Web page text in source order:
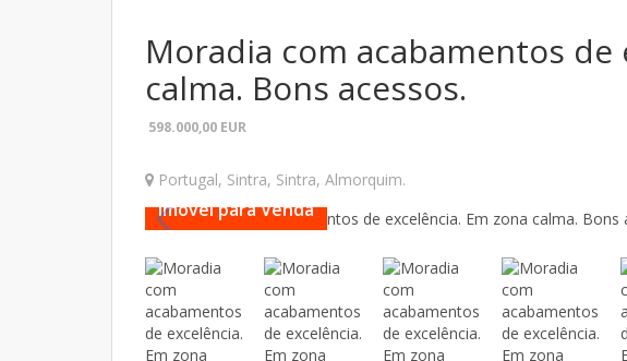
Moradia com acabamentos de
calma. Bons acessos.
598.000,00 EUR
Portugal, Sintra, Sintra, Almorquim.
Imóvel para Venda